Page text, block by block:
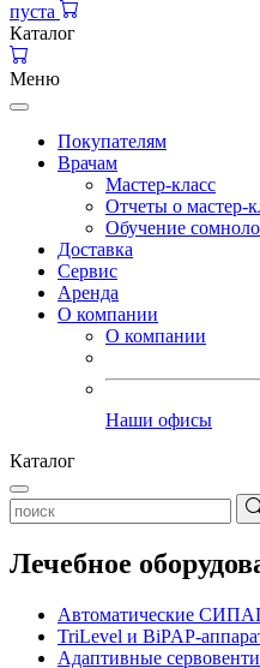
пуста
Каталог
Меню
Покупателям
Врачам
Мастер-класс
Отчеты о мастер-
Обучение
Доставка
Сервис
Аренда
О компании
О компании
Наши офисы
Каталог
Лечебное
Автоматические
TriLevel и BiPAP-
Адаптивные